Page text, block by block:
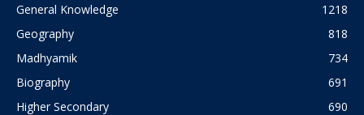
General Knowledge
1218
Geography
818
Madhyamik
734
Biography
691
Higher Secondary
690